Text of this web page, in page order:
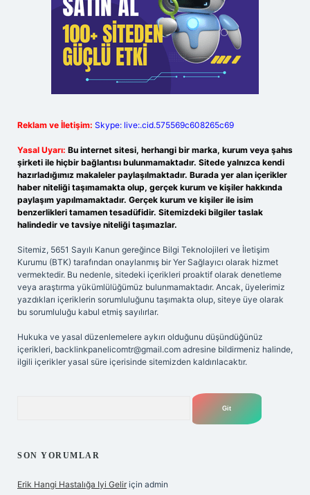
Reklam ve İletişim: Skype: live:.cid.575569c608265c69
Yasal Uyarı: Bu internet sitesi, herhangi bir marka, kurum veya şahıs
şirketi ile hiçbir bağlantısı bulunmamaktadır. Sitede yalnızca kendi
hazırladığımız makaleler paylaşılmaktadır. Burada yer alan içerikler
haber niteliği taşımamakta olup, gerçek kurum ve kişiler hakkında
paylaşım yapılmamaktadır. Gerçek kurum ve kişiler ile isim
benzerlikleri tamamen tesadüfidir. Sitemizdeki bilgiler taslak
halindedir ve tavsiye niteliği taşımazlar.
Sitemiz, 5651 Sayılı Kanun gereğince Bilgi Teknolojileri ve İletişim
Kurumu (BTK) tarafından onaylanmış bir Yer Sağlayıcı olarak hizmet
vermektedir. Bu nedenle, sitedeki içerikleri proaktif olarak denetleme
veya araştırma yükümlülüğümüz bulunmamaktadır. Ancak, üyelerimiz
yazdıkları içeriklerin sorumluluğunu taşımakta olup, siteye üye olarak
bu sorumluluğu kabul etmiş sayılırlar.
Hukuka ve yasal düzenlemelere aykırı olduğunu düşündüğünüz
içerikleri, backlinkpanelicomtr@gmail.com adresine bildirmeniz halinde,
ilgili içerikler yasal süre içerisinde sitemizden kaldırılacaktır.
SON YORUMLAR
Erik Hangi Hastalığa Iyi Gelir için admin